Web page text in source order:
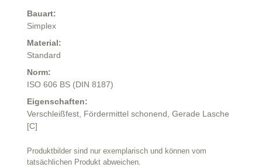
Bauart:
Simplex
Material:
Standard
Norm:
ISO 606 BS (DIN 8187)
Eigenschaften:
Verschleißfest, Fördermittel schonend, Gerade Lasche
[C]
Produktbilder sind nur exemplarisch und können vom
tatsächlichen Produkt abweichen.